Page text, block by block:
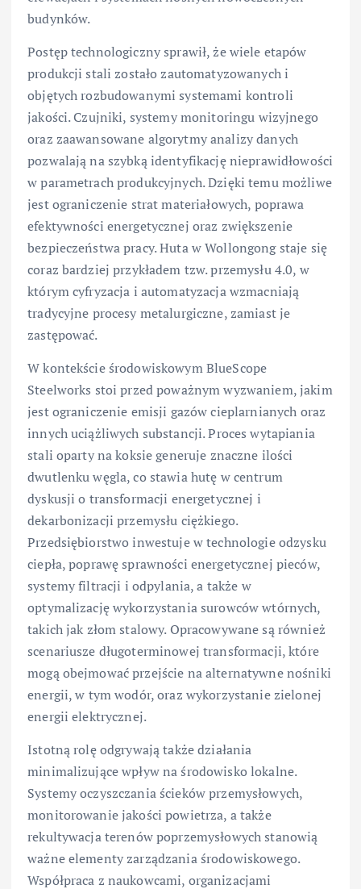
budynków.
Postęp technologiczny sprawił, że wiele etapów
produkcji stali zostało zautomatyzowanych i
objętych rozbudowanymi systemami kontroli
jakości. Czujniki, systemy monitoringu wizyjnego
oraz zaawansowane algorytmy analizy danych
pozwalają na szybką identyfikację nieprawidłowości
w parametrach produkcyjnych. Dzięki temu możliwe
jest ograniczenie strat materiałowych, poprawa
efektywności energetycznej oraz zwiększenie
bezpieczeństwa pracy. Huta w Wollongong staje się
coraz bardziej przykładem tzw. przemysłu 4.0, w
którym cyfryzacja i automatyzacja wzmacniają
tradycyjne procesy metalurgiczne, zamiast je
zastępować.
W kontekście środowiskowym BlueScope
Steelworks stoi przed poważnym wyzwaniem, jakim
jest ograniczenie emisji gazów cieplarnianych oraz
innych uciążliwych substancji. Proces wytapiania
stali oparty na koksie generuje znaczne ilości
dwutlenku węgla, co stawia hutę w centrum
dyskusji o transformacji energetycznej i
dekarbonizacji przemysłu ciężkiego.
Przedsiębiorstwo inwestuje w technologie odzysku
ciepła, poprawę sprawności energetycznej pieców,
systemy filtracji i odpylania, a także w
optymalizację wykorzystania surowców wtórnych,
takich jak złom stalowy. Opracowywane są również
scenariusze długoterminowej transformacji, które
mogą obejmować przejście na alternatywne nośniki
energii, w tym wodór, oraz wykorzystanie zielonej
energii elektrycznej.
Istotną rolę odgrywają także działania
minimalizujące wpływ na środowisko lokalne.
Systemy oczyszczania ścieków przemysłowych,
monitorowanie jakości powietrza, a także
rekultywacja terenów poprzemysłowych stanowią
ważne elementy zarządzania środowiskowego.
Współpraca z naukowcami, organizacjami